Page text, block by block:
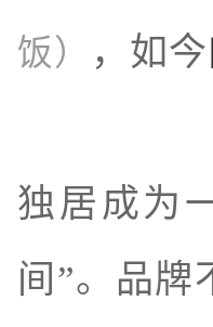
饭） ，如今
独居成为
间”。品牌